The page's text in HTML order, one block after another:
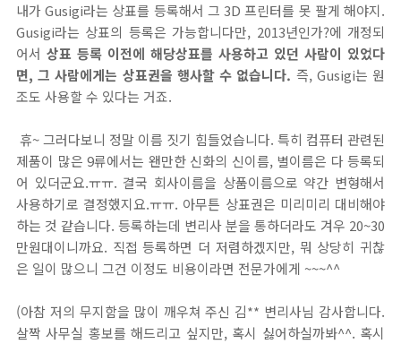
내가 Gusigi라는 상표를 등록해서 그 3D 프린터를 못 팔게 해야지.
Gusigi라는 상표의 등록은 가능합니다만, 2013년인가?에 개정되
어서 상표 등록 이전에 해당상표를 사용하고 있던 사람이 있었다
면, 그 사람에게는 상표권을 행사할 수 없습니다. 즉, Gusigi는 원
조도 사용할 수 있다는 거죠.
휴~ 그러다보니 정말 이름 짓기 힘들었습니다. 특히 컴퓨터 관련된
제품이 많은 9류에서는 왠만한 신화의 신이름, 별이름은 다 등록되
어 있더군요.ㅠㅠ. 결국 회사이름을 상품이름으로 약간 변형해서
사용하기로 결정했지요.ㅠㅠ. 아무튼 상표권은 미리미리 대비해야
하는 것 같습니다. 등록하는데 변리사 분을 통하더라도 겨우 20~30
만원대이니까요. 직접 등록하면 더 저렴하겠지만, 뭐 상당히 귀찮
은 일이 많으니 그건 이정도 비용이라면 전문가에게 ~~~^^
(아참 저의 무지함을 많이 깨우쳐 주신 김** 변리사님 감사합니다.
살짝 사무실 홍보를 해드리고 싶지만, 혹시 싫어하실까봐^^. 혹시